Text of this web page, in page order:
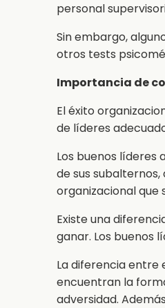
personal
Sin embargo,
otros tests
Importancia de
El éxito
de líderes
Los buenos
de sus
organizacional que
Existe una
ganar. Los buenos
La diferencia entre
encuentran la
adversidad.